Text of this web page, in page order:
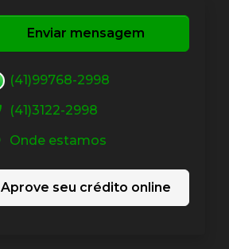
Enviar mensagem
(41)99768-2998
(41)3122-2998
Onde estamos
Aprove seu crédito online